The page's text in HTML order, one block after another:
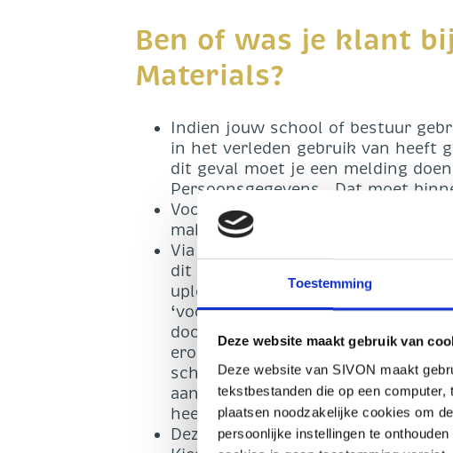
Toestemming
Deze website maakt gebruik van
Deze website van SIVON maakt
tekstbestanden die op een
plaatsen noodzakelijke cookies om
persoonlijke instellingen te
Ben of was je klant
Materials?
Indien jouw school of bestuur
in het verleden gebruik van heeft
dit geval moet je een melding
Persoonsgegevens. Dat moet
Voor de melding van een datalek
maken van de
Via de
dit
uploaden) via de knop ‘Laad
‘vooringevuld’ door SIVON, via
doorlopen. Per onderdeel kan je
erop dat ook moet worden
school geraakt worden door het
aantal leerlingen waarvoor Iddink
heeft geleverd.
Deze melding is een ‘voorlopige